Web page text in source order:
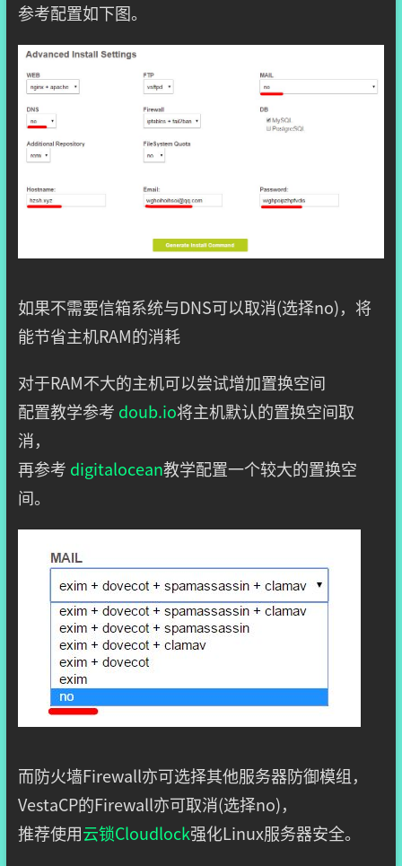
参考配置如下图。
如果不需要信箱系统与DNS可以取消(选择no)，将
能节省主机RAM的消耗
对于RAM不大的主机可以尝试增加置换空间
配置教学参考 doub.io将主机默认的置换空间取
消，
再参考 digitalocean教学配置一个较大的置换空
间。
而防火墙Firewall亦可选择其他服务器防御模组，
VestaCP的Firewall亦可取消(选择no)，
推荐使用云锁Cloudlock强化Linux服务器安全。